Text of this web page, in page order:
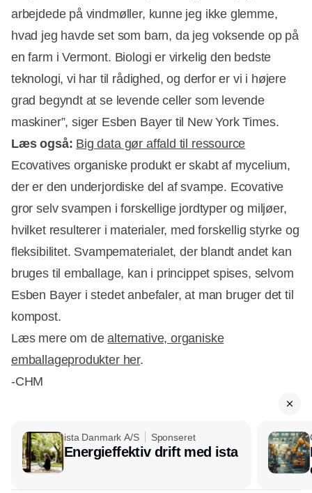
arbejdede på vindmøller, kunne jeg ikke glemme,
hvad jeg havde set som barn, da jeg voksende op på
en farm i Vermont. Biologi er virkelig den bedste
teknologi, vi har til rådighed, og derfor er vi i højere
grad begyndt at se levende celler som levende
maskiner”, siger Esben Bayer til New York Times.
Læs også: Big data gør affald til ressource
Ecovatives organiske produkt er skabt af mycelium,
der er den underjordiske del af svampe. Ecovative
gror selv svampen i forskellige jordtyper og miljøer,
hvilket resulterer i materialer, med forskellig styrke og
fleksibilitet. Svampematerialet, der blandt andet kan
bruges til emballage, kan i princippet spises, selvom
Esben Bayer i stedet anbefaler, at man bruger det til
kompost.
Læs mere om dealternative, organiske
emballageprodukter her.
-CHM
ista Danmark A/S Sponseret
Energieffektiv drift med ista